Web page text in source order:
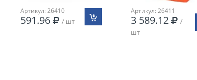
Артикул: 26410
591.96 / шт
Артикул: 26411
3 589.12
/
шт